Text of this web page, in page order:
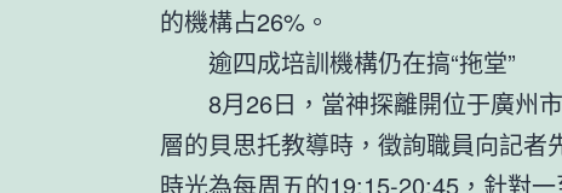
的機構占26%。
逾四成培訓機構仍在搞“拖堂”
8月26日，當神探離開位于廣州
層的貝思托教導時，徵詢職員向記
時光為每周五的19:15-20:45，針對